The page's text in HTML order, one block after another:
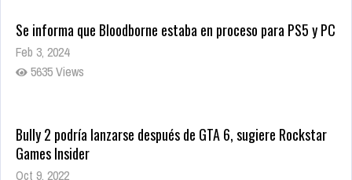
Se informa que Bloodborne estaba en proceso para PS5 y PC
Feb 3, 2024
5635 Views
Bully 2 podría lanzarse después de GTA 6, sugiere Rockstar
Games Insider
Oct 9, 2022